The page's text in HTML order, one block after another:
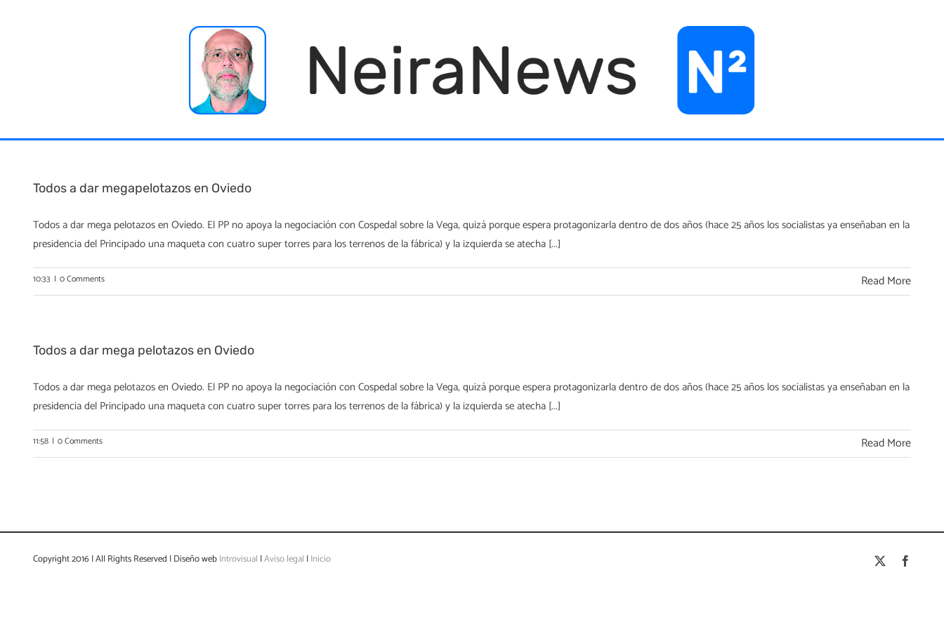
Todos a dar megapelotazos en Oviedo
Todos a dar mega pelotazos en Oviedo. El PP no apoya la negociación con Cospedal sobre la Vega, quizá porque espera protagonizarla dentro de dos años (hace 25 años los socialistas ya enseñaban en la
presidencia del Principado una maqueta con cuatro super torres para los terrenos de la fábrica) y la izquierda se atecha [...]
10:33 | 0 Comments Read More
Todos a dar mega pelotazos en Oviedo
Todos a dar mega pelotazos en Oviedo. El PP no apoya la negociación con Cospedal sobre la Vega, quizá porque espera protagonizarla dentro de dos años (hace 25 años los socialistas ya enseñaban en la
presidencia del Principado una maqueta con cuatro super torres para los terrenos de la fábrica) y la izquierda se atecha [...]
11:58 | 0 Comments Read More
Copyright 2016 | All Rights Reserved | Diseño webIntrovisual |Aviso legal |Inicio